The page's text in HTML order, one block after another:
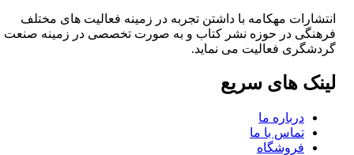
انتشارات مهکامه با داشتن تجربه در زمینه فعالیت های مختلف
فرهنگی در حوزه نشر کتاب و به صورت تخصصی در زمینه صنعت
گردشگری فعالیت می نماید.
لینک های سریع
درباره ما
تماس با ما
فروشگاه